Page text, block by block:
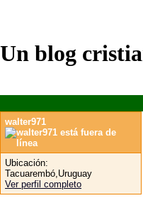
Un blog
walter971
Ubicación:
Tacuarembó,Uruguay
Ver perfil completo